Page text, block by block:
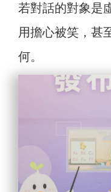
若對話的對象是
用擔心被笑，甚
何。